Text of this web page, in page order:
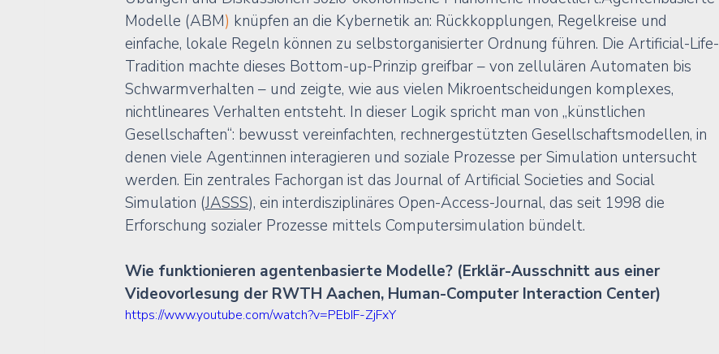
Modelle (ABM) knüpfen an die Kybernetik an: Rückkopplungen, Regelkreise und
einfache, lokale Regeln können zu selbstorganisierter Ordnung führen. Die Artificial-Life-
Tradition machte dieses Bottom-up-Prinzip greifbar – von zellulären Automaten bis
Schwarmverhalten – und zeigte, wie aus vielen Mikroentscheidungen komplexes,
nichtlineares Verhalten entsteht. In dieser Logik spricht man von „künstlichen
Gesellschaften“: bewusst vereinfachten, rechnergestützten Gesellschaftsmodellen, in
denen viele Agent:innen interagieren und soziale Prozesse per Simulation untersucht
werden. Ein zentrales Fachorgan ist das Journal of Artificial Societies and Social
Simulation (JASSS), ein interdisziplinäres Open-Access-Journal, das seit 1998 die
Erforschung sozialer Prozesse mittels Computersimulation bündelt.
Wie funktionieren agentenbasierte Modelle? (Erklär-Ausschnitt aus einer
Videovorlesung der RWTH Aachen, Human-Computer Interaction Center)
https://www.youtube.com/watch?v=PEbIF-ZjFxY